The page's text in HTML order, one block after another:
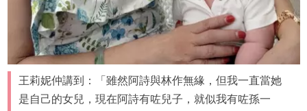
王莉妮仲講到：「雖然阿詩與林作無緣，但我一直當她
是自己的女兒，現在阿詩有咗兒子，就似我有咗孫一